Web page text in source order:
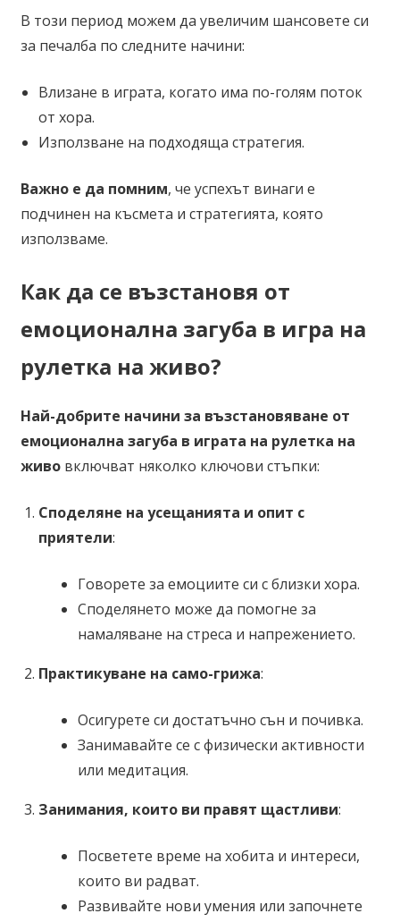
В този период можем да увеличим шансовете си
за печалба по следните начини:
Влизане в играта, когато има по-голям поток
от хора.
Използване на подходяща стратегия.
Важно е да помним, че успехът винаги е
подчинен на късмета и стратегията, която
използваме.
Как да се възстановя от
емоционална загуба в игра на
рулетка на живо?
Най-добрите начини за възстановяване от
емоционална загуба в играта на рулетка на
живовключват няколко ключови стъпки:
Споделяне на усещанията и опит с
приятели:
Говорете за емоциите си с близки хора.
Споделянето може да помогне за
намаляване на стреса и напрежението.
Практикуване на само-грижа:
Осигурете си достатъчно сън и почивка.
Занимавайте се с физически активности
или медитация.
Занимания, които ви правят щастливи:
Посветете време на хобита и интереси,
които ви радват.
Развивайте нови умения или започнете